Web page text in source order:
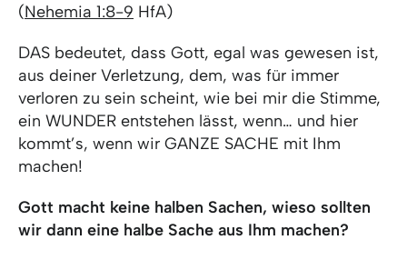
(Nehemia 1:8-9 HfA)
DAS bedeutet, dass Gott, egal was gewesen ist,
aus deiner Verletzung, dem, was für immer
verloren zu sein scheint, wie bei mir die Stimme,
ein WUNDER entstehen lässt, wenn… und hier
kommt’s, wenn wir GANZE SACHE mit Ihm
machen!
Gott macht keine halben Sachen, wieso sollten
wir dann eine halbe Sache aus Ihm machen?